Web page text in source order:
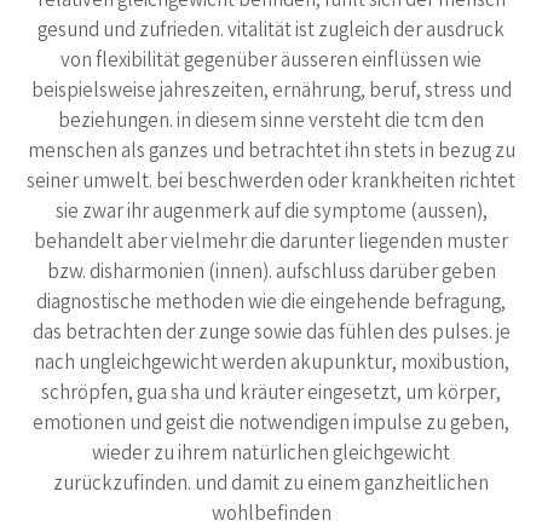
gesund und zufrieden. vitalität ist zugleich der ausdruck
von flexibilität gegenüber äusseren einflüssen wie
beispielsweise jahreszeiten, ernährung, beruf, stress und
beziehungen. in diesem sinne versteht die tcm den
menschen als ganzes und betrachtet ihn stets in bezug zu
seiner umwelt. bei beschwerden oder krankheiten richtet
sie zwar ihr augenmerk auf die symptome (aussen),
behandelt aber vielmehr die darunter liegenden muster
bzw. disharmonien (innen). aufschluss darüber geben
diagnostische methoden wie die eingehende befragung,
das betrachten der zunge sowie das fühlen des pulses. je
nach ungleichgewicht werden akupunktur, moxibustion,
schröpfen, gua sha und kräuter eingesetzt, um körper,
emotionen und geist die notwendigen impulse zu geben,
wieder zu ihrem natürlichen gleichgewicht
zurückzufinden. und damit zu einem ganzheitlichen
wohlbefinden